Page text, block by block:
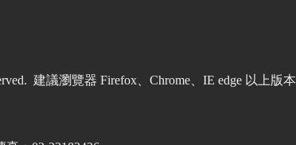
建議瀏覽器 Firefox、Chrome、IE edge 以上版本